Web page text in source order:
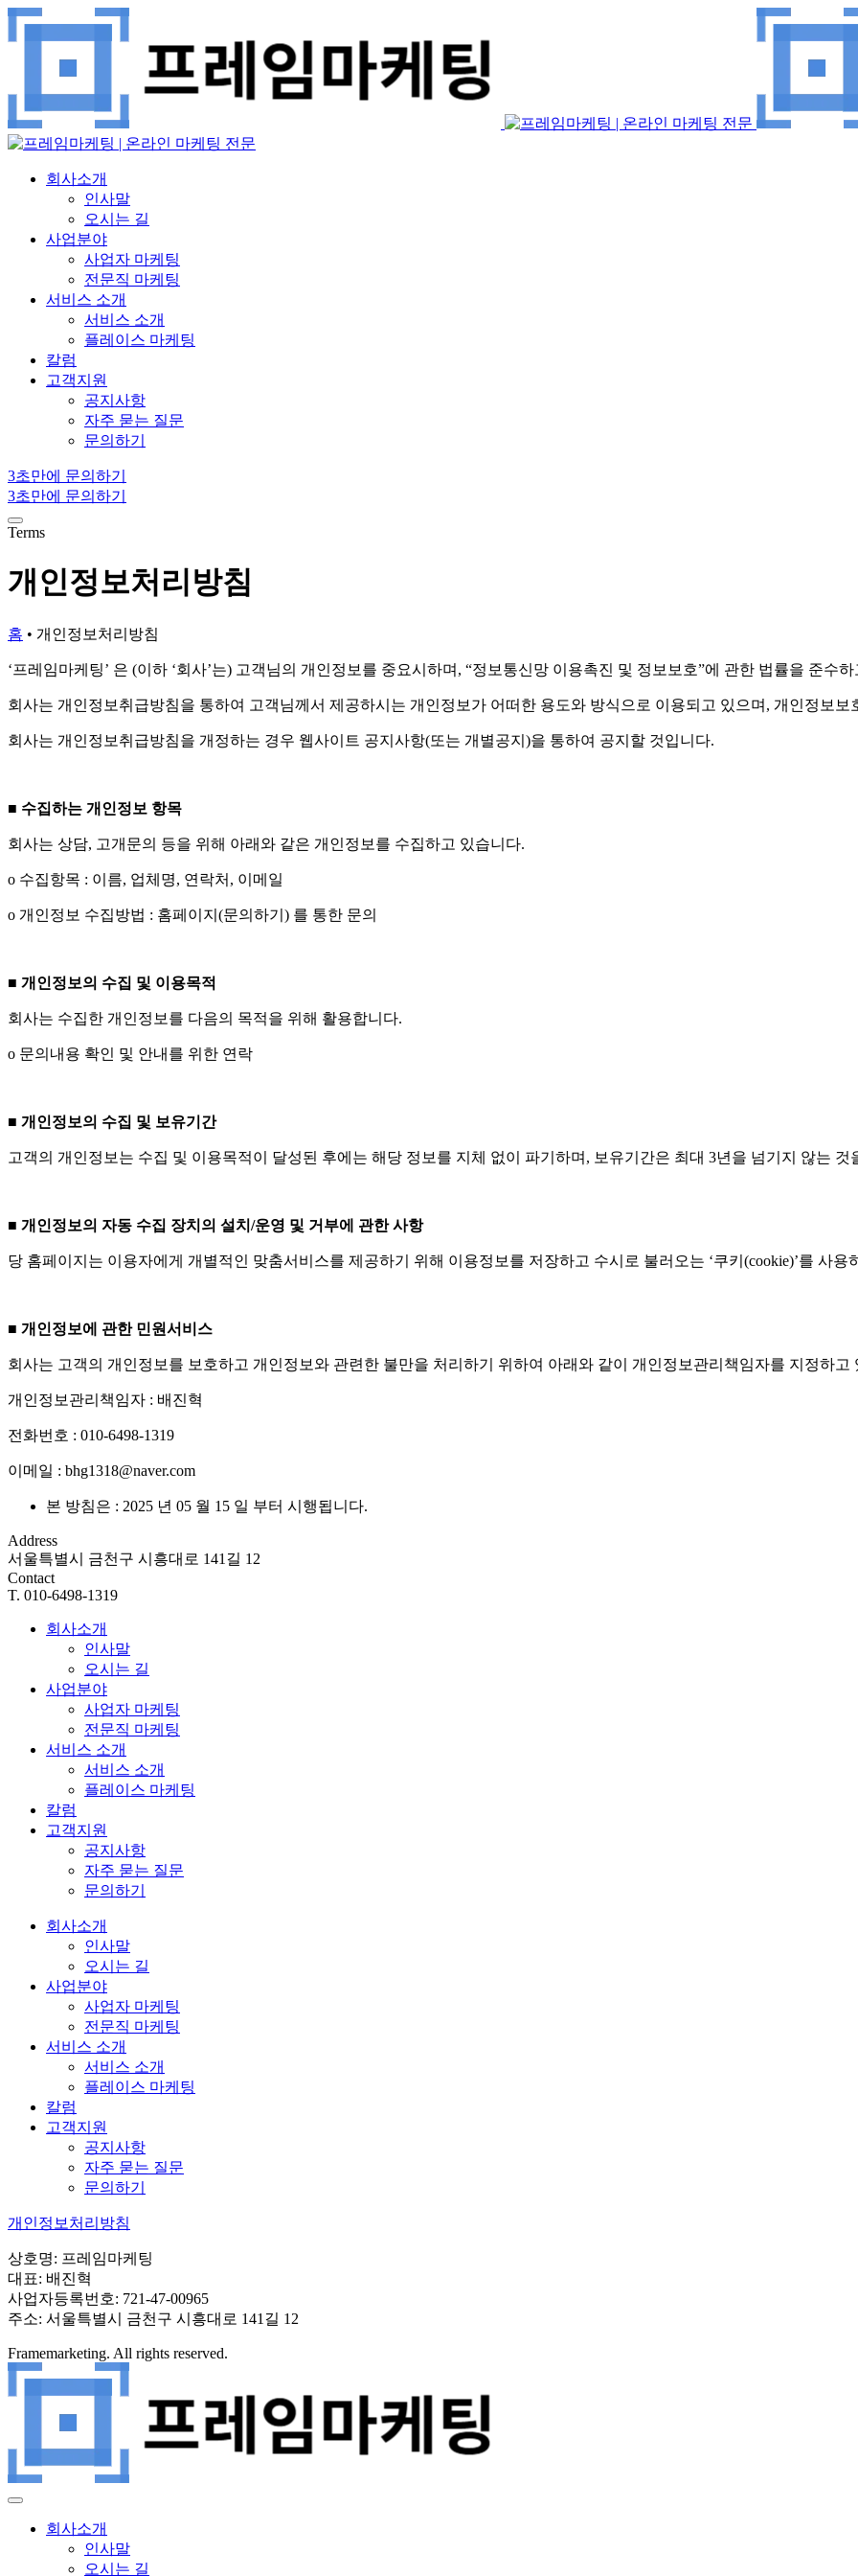
회사소개
인사말
오시는 길
사업분야
사업자 마케팅
전문직 마케팅
서비스 소개
서비스 소개
플레이스 마케팅
칼럼
고객지원
공지사항
자주 묻는 질문
문의하기
3초만에 문의하기
3초만에 문의하기
Terms
개인정보처리방침
홈 • 개인정보처리방침
‘프레임마케팅’ 은 (이하 ‘회사’는) 고객님의 개인정보를 중요시하며, “정보통신망 이용촉진 및 정보보호”에 관한 법률을 준수
회사는 개인정보취급방침을 통하여 고객님께서 제공하시는 개인정보가 어떠한 용도와 방식으로 이용되고 있으며, 개인정보
회사는 개인정보취급방침을 개정하는 경우 웹사이트 공지사항(또는 개별공지)을 통하여 공지할 것입니다.
■ 수집하는 개인정보 항목
회사는 상담, 고개문의 등을 위해 아래와 같은 개인정보를 수집하고 있습니다.
ο 수집항목 : 이름, 업체명, 연락처, 이메일
ο 개인정보 수집방법 : 홈페이지(문의하기) 를 통한 문의
■ 개인정보의 수집 및 이용목적
회사는 수집한 개인정보를 다음의 목적을 위해 활용합니다.
ο 문의내용 확인 및 안내를 위한 연락
■ 개인정보의 수집 및 보유기간
고객의 개인정보는 수집 및 이용목적이 달성된 후에는 해당 정보를 지체 없이 파기하며, 보유기간은 최대 3년을 넘기지 않는 것
■ 개인정보의 자동 수집 장치의 설치/운영 및 거부에 관한 사항
당 홈페이지는 이용자에게 개별적인 맞춤서비스를 제공하기 위해 이용정보를 저장하고 수시로 불러오는 ‘쿠키(cookie)’를 사용
■ 개인정보에 관한 민원서비스
회사는 고객의 개인정보를 보호하고 개인정보와 관련한 불만을 처리하기 위하여 아래와 같이 개인정보관리책임자를 지정하고
개인정보관리책임자 : 배진혁
전화번호 : 010-6498-1319
이메일 : bhg1318@naver.com
본 방침은 : 2025 년 05 월 15 일 부터 시행됩니다.
Address
서울특별시 금천구 시흥대로 141길 12
Contact
T. 010-6498-1319
회사소개
인사말
오시는 길
사업분야
사업자 마케팅
전문직 마케팅
서비스 소개
서비스 소개
플레이스 마케팅
칼럼
고객지원
공지사항
자주 묻는 질문
문의하기
회사소개
인사말
오시는 길
사업분야
사업자 마케팅
전문직 마케팅
서비스 소개
서비스 소개
플레이스 마케팅
칼럼
고객지원
공지사항
자주 묻는 질문
문의하기
개인정보처리방침
상호명: 프레임마케팅
대표: 배진혁
사업자등록번호: 721-47-00965
주소: 서울특별시 금천구 시흥대로 141길 12
Framemarketing. All rights reserved.
회사소개
인사말
오시는 길